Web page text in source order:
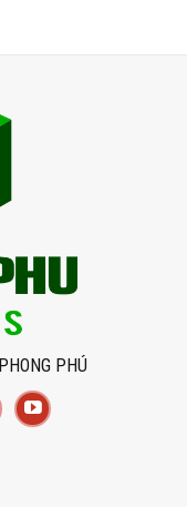
PHÚ